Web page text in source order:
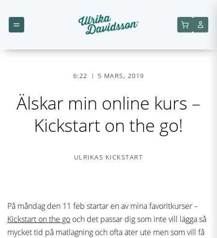
6:22 5 MARS, 2019
Älskar min online kurs –
Kickstart on the go!
ULRIKAS KICKSTART
På måndag den 11 feb startar en av mina favoritkurser –
Kickstart on the go och det passar dig som inte vill lägga så
mycket tid på matlagning och ofta äter ute men som vill få